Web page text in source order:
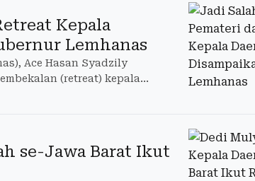
Kepala
Lemhanas
Ace Hasan Syadzily
(retreat) kepala
se-Jawa Barat Ikut